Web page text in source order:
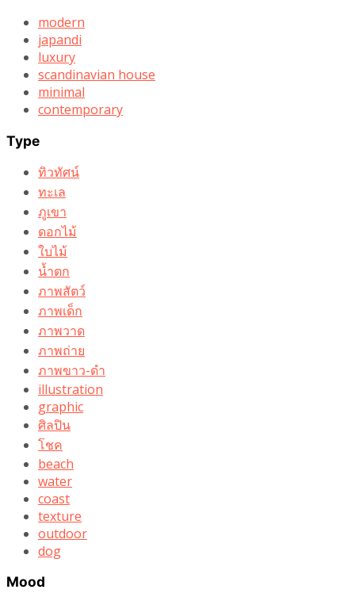
modern
japandi
luxury
scandinavian house
minimal
contemporary
Type
ทิวทัศน์
ทะเล
ภูเขา
ดอกไม้
ใบไม้
น้ำตก
ภาพสัตว์
ภาพเด็ก
ภาพวาด
ภาพถ่าย
ภาพขาว-ดำ
illustration
graphic
ศิลปิน
โชค
beach
water
coast
texture
outdoor
dog
Mood